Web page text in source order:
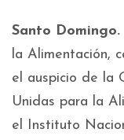
Santo Domingo.
la Alimentación,
el auspicio de la
Unidas para la
el Instituto